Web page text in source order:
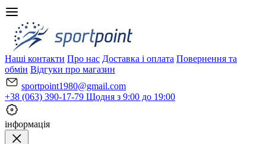
Наші контакти Про нас Доставка і оплата Повернення та
обмін Відгуки про магазин
sportpoint1980@gmail.com
+38 (063) 390-17-79 Щодня з 9:00 до 19:00
iнформація